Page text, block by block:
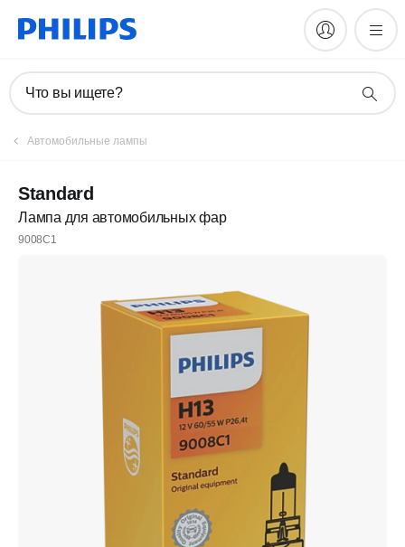
Что вы ищете?
Автомобильные лампы
Standard
Лампа для автомобильных фар
9008C1